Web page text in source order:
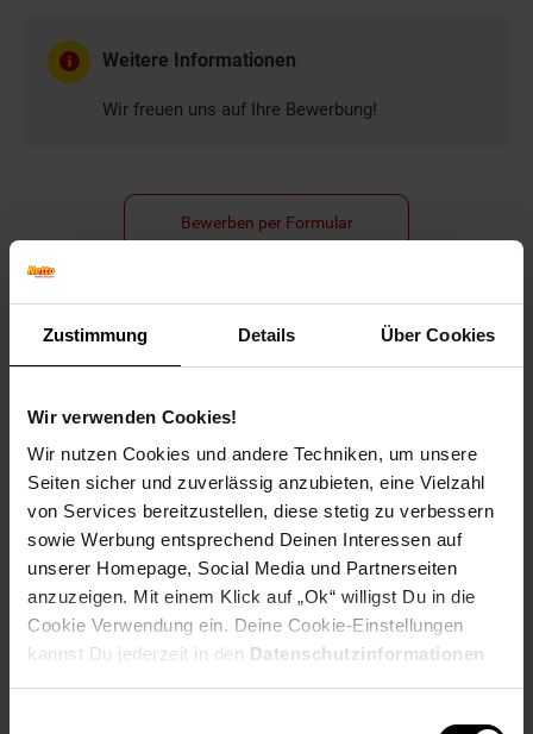
Zustimmung Details Über Cookies
Wir verwenden Cookies!
Wir nutzen Cookies und andere Techniken, um unsere
Seiten sicher und zuverlässig anzubieten, eine Vielzahl
von Services bereitzustellen, diese stetig zu verbessern
sowie Werbung entsprechend Deinen Interessen auf
unserer Homepage, Social Media und Partnerseiten
anzuzeigen. Mit einem Klick auf „Ok“ willigst Du in die
Cookie Verwendung ein. Deine Cookie-Einstellungen
kannst Du jederzeit in den Datenschutzinformationen
Weitere Informationen
Wir freuen uns auf Ihre Bewerbung!
Bewerben per Formular
Hinweis: Aus Gründen der leichteren Lesbarkeit verwenden
wir im Textverlauf die männliche Form der Anrede.
Selbstverständlich sind bei Netto Menschen jeder
Geschlechtsidentität willkommen.
Fußzeile
Weitere Online-Angebote